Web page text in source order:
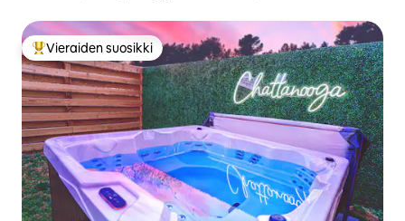
Vieraiden suosikkien parhaimmistoa
Vieraiden suosikki